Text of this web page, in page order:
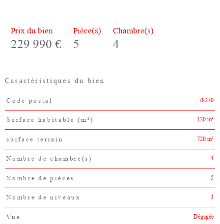
Prix du bien
229 990 €
Pièce(s)
5
Chambre(s)
4
Caractéristiques du bien
Caractéristiques Valeurs
Code postal 78270
Surface habitable (m²) 120 m²
surface terrain 720 m²
Nombre de chambre(s) 4
Nombre de pièces 5
Nombre de niveaux 3
Vue Dégagée